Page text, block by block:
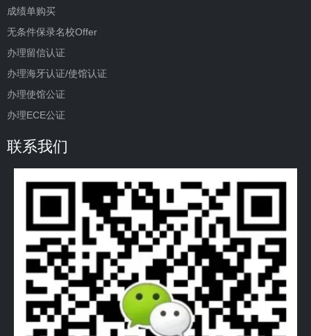
成绩单购买
无条件保录名校Offer
办理留信认证
办理海牙认证/使馆认证
办理使馆公证
办理ECE公证
联系我们